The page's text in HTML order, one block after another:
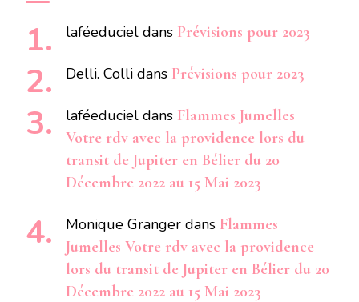
laféeduciel dans Prévisions pour 2023
Delli. Colli dans Prévisions pour 2023
laféeduciel dans Flammes Jumelles
Votre rdv avec la providence lors du
transit de Jupiter en Bélier du 20
Décembre 2022 au 15 Mai 2023
Monique Granger dans Flammes
Jumelles Votre rdv avec la providence
lors du transit de Jupiter en Bélier du 20
Décembre 2022 au 15 Mai 2023